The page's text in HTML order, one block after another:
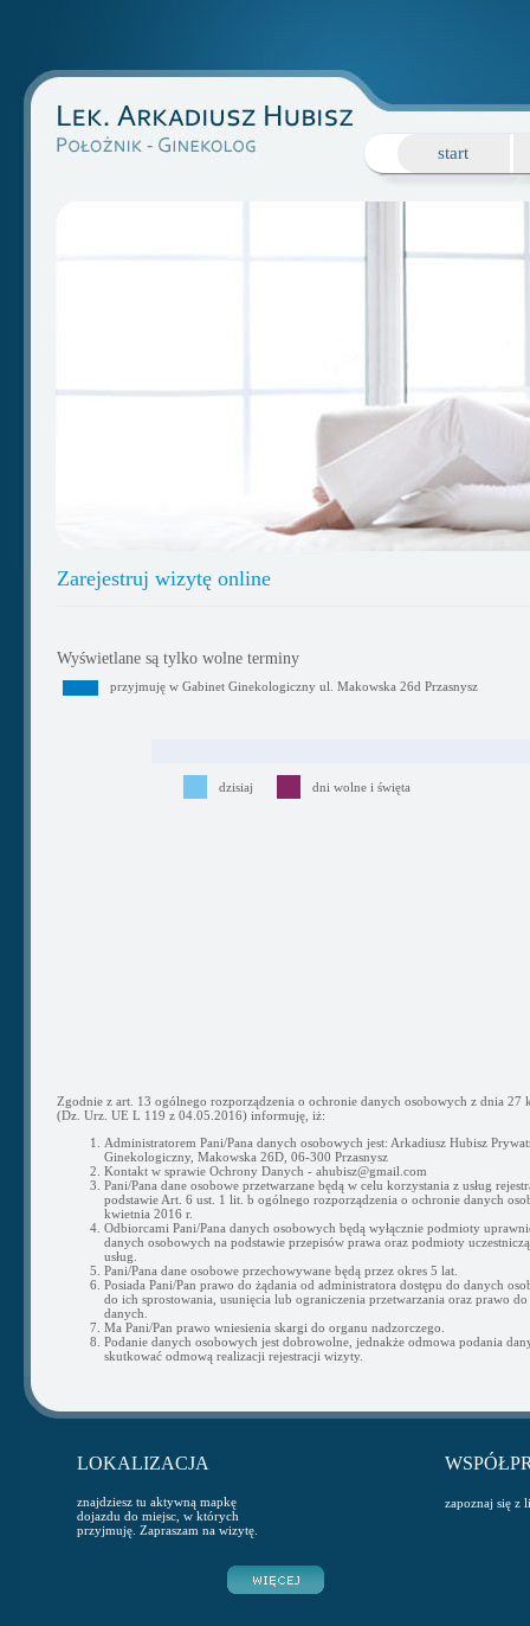
start
Zarejestruj wizytę online
Wyświetlane są tylko wolne terminy
przyjmuję w Gabinet Ginekologiczny ul. Makowska 26d Przasnysz
dzisiaj dni wolne i święta
Zgodnie z art. 13 ogólnego rozporządzenia o ochronie danych osobowych z dnia 27
(Dz. Urz. UE L 119 z 04.05.2016) informuję, iż:
Administratorem Pani/Pana danych osobowych jest: Arkadiusz Hubisz
Ginekologiczny, Makowska 26D, 06-300 Przasnysz
Kontakt w sprawie Ochrony Danych - ahubisz@gmail.com
Pani/Pana dane osobowe przetwarzane będą w celu korzystania z usług
podstawie Art. 6 ust. 1 lit. b ogólnego rozporządzenia o ochronie danych
kwietnia 2016 r.
Odbiorcami Pani/Pana danych osobowych będą wyłącznie podmioty
danych osobowych na podstawie przepisów prawa oraz podmioty
usług.
Pani/Pana dane osobowe przechowywane będą przez okres 5 lat.
Posiada Pani/Pan prawo do żądania od administratora dostępu do danych
do ich sprostowania, usunięcia lub ograniczenia przetwarzania oraz prawo do
danych.
Ma Pani/Pan prawo wniesienia skargi do organu nadzorczego.
Podanie danych osobowych jest dobrowolne, jednakże odmowa podania
skutkować odmową realizacji rejestracji wizyty.
LOKALIZACJA
znajdziesz tu aktywną mapkę
dojazdu do miejsc, w których
przyjmuję. Zapraszam na wizytę.
zapoznaj się z